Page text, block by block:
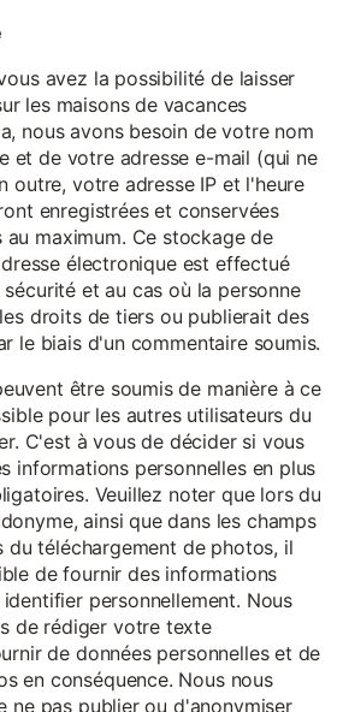
avez la possibilité de laisser
les maisons de vacances
nous avons besoin de votre nom
et de votre adresse e-mail (qui ne
outre, votre adresse IP et l'heure
enregistrées et conservées
au maximum. Ce stockage de
électronique est effectué
et au cas où la personne
droits de tiers ou publierait des
le biais d'un commentaire soumis.
être soumis de manière à ce
pour les autres utilisateurs du
C'est à vous de décider si vous
informations personnelles en plus
Veuillez noter que lors du
ainsi que dans les champs
téléchargement de photos, il
de fournir des informations
personnellement. Nous
de rédiger votre texte
de données personnelles et de
en conséquence. Nous nous
ne pas publier ou d'anonymiser